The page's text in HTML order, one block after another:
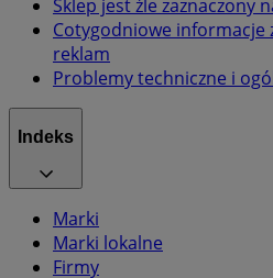
Sklep jest źle zaznaczony
Cotygodniowe informacje
reklam
Problemy techniczne i
Indeks
Marki
Marki lokalne
Firmy